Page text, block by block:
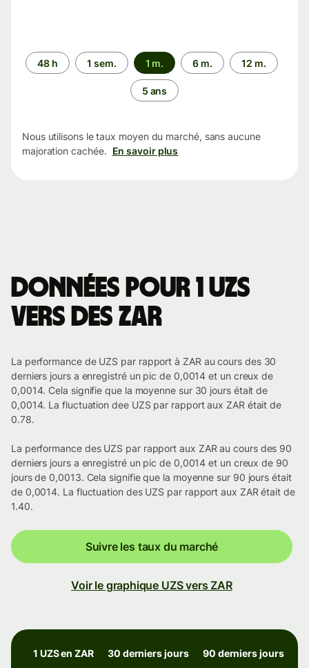
Période
48 h 1 sem. 1 m. 6 m. 12 m.
5 ans
Nous utilisons le taux moyen du marché, sans aucune
majoration cachée. En savoir plus
Données pour 1 UZS
vers des ZAR
La performance de UZS par rapport à ZAR au cours des 30
derniers jours a enregistré un pic de 0,0014 et un creux de
0,0014. Cela signifie que la moyenne sur 30 jours était de
0,0014. La fluctuation dee UZS par rapport aux ZAR était de
0.78.
La performance des UZS par rapport aux ZAR au cours des 90
derniers jours a enregistré un pic de 0,0014 et un creux de 90
jours de 0,0013. Cela signifie que la moyenne sur 90 jours était
de 0,0014. La fluctuation des UZS par rapport aux ZAR était de
1.40.
Suivre les taux du marché
Voir le graphique UZS vers ZAR
1 UZS en ZAR 30 derniers jours 90 derniers jours